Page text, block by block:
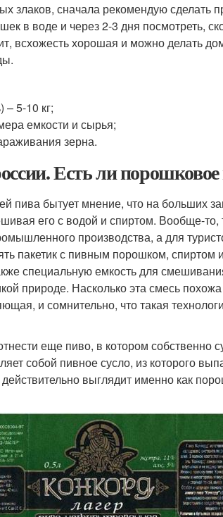
злаков, сначала рекомендую сделать
в воде и через 2-3 дня посмотреть,
всхожесть хорошая и можно делать
5-10 кг;
емкости и сырья;
зерна.
Есть ли
пива бытует мнение, что на больших
его с водой и спиртом. Вообще-то,
производства, а для
пакетик с пивным порошком,
специальную емкость для
природе. Насколько эта смесь
и сомнительно, что такая
еще пиво, в котором собственно
собой пивное сусло, из которого
выглядит именно как